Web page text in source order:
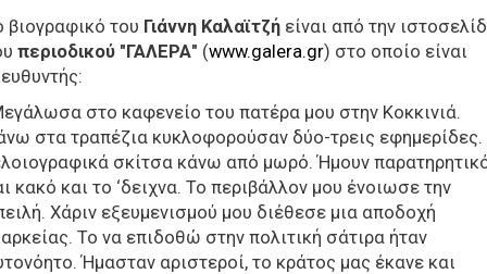
βιογραφικό του Γιάννη Καλαϊτζή είναι από την
περιοδικού "ΓΑΛΕΡΑ" (www.galera.gr) στο οποίο είναι
στο καφενείο του πατέρα μου στην Κοκκινιά.
στα τραπέζια κυκλοφορούσαν δύο-τρεις εφημερίδες.
σκίτσα κάνω από μωρό. Ήμουν
κακό και το ‘δειχνα. Το περιβάλλον μου ένοιωσε την
Χάριν εξευμενισμού μου διέθεσε μια αποδοχή
Το να επιδοθώ στην πολιτική σάτιρα ήταν
Ήμασταν αριστεροί, το κράτος μας έκανε και